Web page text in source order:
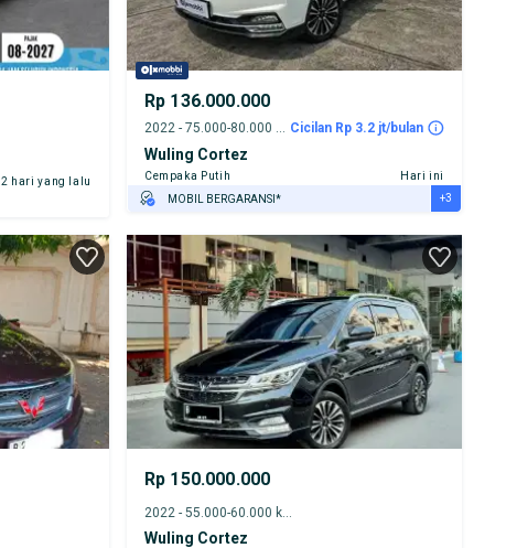
2 hari yang lalu
Rp 136.000.000
2022 - 75.000-80.000 km Cicilan Rp 3.2 jt/bulan
Wuling Cortez
Cempaka Putih
Hari ini
MOBIL BERGARANSI*
TEST DRIVE DARI RUMAH
GRATIS BIAYA JASA PERAWATAN*
+3
Rp 150.000.000
2022 - 55.000-60.000 km
Wuling Cortez